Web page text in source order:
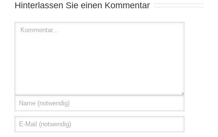
Hinterlassen Sie einen Kommentar